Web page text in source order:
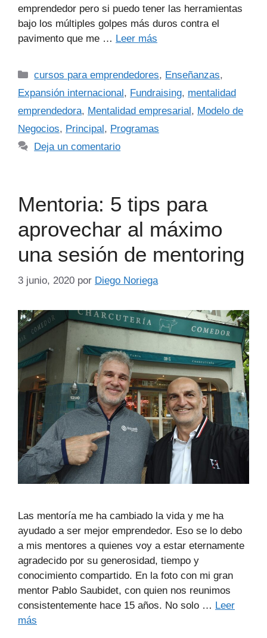
emprendedor pero si puedo tener las herramientas
bajo los múltiples golpes más duros contra el
pavimento que me … Leer más
cursos para emprendedores, Enseñanzas,
Expansión internacional, Fundraising, mentalidad
emprendedora, Mentalidad empresarial, Modelo de
Negocios, Principal, Programas
Deja un comentario
Mentoria: 5 tips para
aprovechar al máximo
una sesión de mentoring
3 junio, 2020 por Diego Noriega
Las mentoría me ha cambiado la vida y me ha
ayudado a ser mejor emprendedor. Eso se lo debo
a mis mentores a quienes voy a estar eternamente
agradecido por su generosidad, tiempo y
conocimiento compartido. En la foto con mi gran
mentor Pablo Saubidet, con quien nos reunimos
consistentemente hace 15 años. No solo … Leer
más